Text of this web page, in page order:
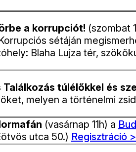
a korrupciót! (szombat
sétáján
Blaha Lujza tér,
túlélőkkel és
melyen a történelmi
(vasárnap 11h) a
utca 50.) Regisztráció